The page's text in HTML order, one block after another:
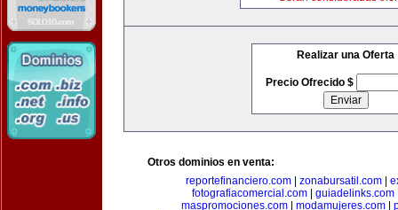
Realizar una Oferta
Precio Ofrecido $
Otros dominios en venta:
reportefinanciero.com| zonabursatil.com|
fotografiacomercial.com
guiadelinks.com
maspromociones.com
modamujeres.com